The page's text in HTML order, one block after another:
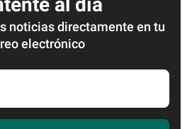
noticias directamente en tu
electrónico